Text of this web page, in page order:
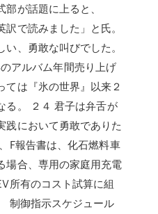
が話題に上ると、
訳で読みました」と氏。
、勇敢な叫びでした。
アルバム年間売り上げ
ては『氷の世界』以来２
る。 ２４ 君子は弁舌が
践において勇敢でありた
F報告書は、化石燃料車
場合、専用の家庭用充電
所有のコスト試算に組
制御指示スケジュール